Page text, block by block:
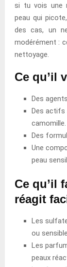
si tu vois une
peau qui
des cas, un
modérément :
nettoyage.
Ce qu’il
Des
Des actifs
camomille.
Des
Une
peau
Ce qu’il
réagit
Les
ou sensible.
Les
peaux